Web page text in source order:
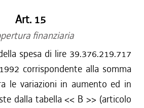
Art. 15
finanziaria
spesa di lire 39.376.219.717
corrispondente alla somma
le variazioni in aumento ed in
dalla tabella << B >> (articolo